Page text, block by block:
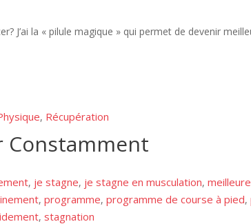
J’ai la « pilule magique » qui permet de devenir
, Récupération
Constamment
, je stagne, je stagne en musculation,
, programme, programme de course à pied,
, stagnation